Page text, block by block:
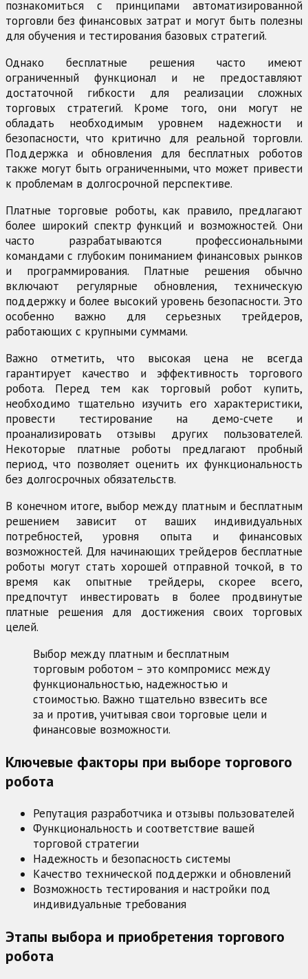
познакомиться с принципами автоматизированной
торговли без финансовых затрат и могут быть полезны
для обучения и тестирования базовых стратегий.
Однако бесплатные решения часто имеют
ограниченный функционал и не предоставляют
достаточной гибкости для реализации сложных
торговых стратегий. Кроме того, они могут не
обладать необходимым уровнем надежности и
безопасности, что критично для реальной торговли.
Поддержка и обновления для бесплатных роботов
также могут быть ограниченными, что может привести
к проблемам в долгосрочной перспективе.
Платные торговые роботы, как правило, предлагают
более широкий спектр функций и возможностей. Они
часто разрабатываются профессиональными
командами с глубоким пониманием финансовых рынков
и программирования. Платные решения обычно
включают регулярные обновления, техническую
поддержку и более высокий уровень безопасности. Это
особенно важно для серьезных трейдеров,
работающих с крупными суммами.
Важно отметить, что высокая цена не всегда
гарантирует качество и эффективность торгового
робота. Перед тем как торговый робот купить,
необходимо тщательно изучить его характеристики,
провести тестирование на демо-счете и
проанализировать отзывы других пользователей.
Некоторые платные роботы предлагают пробный
период, что позволяет оценить их функциональность
без долгосрочных обязательств.
В конечном итоге, выбор между платным и бесплатным
решением зависит от ваших индивидуальных
потребностей, уровня опыта и финансовых
возможностей. Для начинающих трейдеров бесплатные
роботы могут стать хорошей отправной точкой, в то
время как опытные трейдеры, скорее всего,
предпочтут инвестировать в более продвинутые
платные решения для достижения своих торговых
целей.
Выбор между платным и бесплатным
торговым роботом – это компромисс между
функциональностью, надежностью и
стоимостью. Важно тщательно взвесить все
за и против, учитывая свои торговые цели и
финансовые возможности.
Ключевые факторы при выборе торгового
робота
Репутация разработчика и отзывы пользователей
Функциональность и соответствие вашей
торговой стратегии
Надежность и безопасность системы
Качество технической поддержки и обновлений
Возможность тестирования и настройки под
индивидуальные требования
Этапы выбора и приобретения торгового
робота